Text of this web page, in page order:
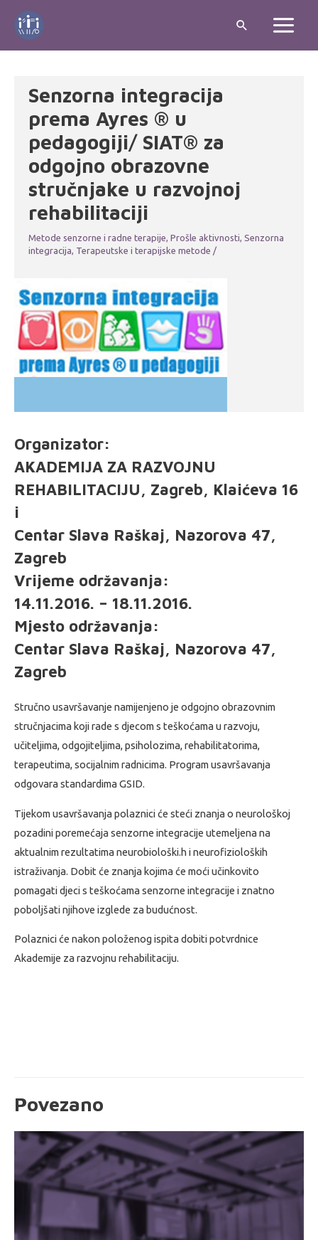
Search
Main
Senzorna integracija
prema Ayres ® u
pedagogiji/ SIAT® za
odgojno obrazovne
stručnjake u razvojnoj
rehabilitaciji
Metode senzorne i radne terapije, Prošle aktivnosti, Senzorna
integracija, Terapeutske i terapijske metode /
Organizator:
AKADEMIJA ZA RAZVOJNU
REHABILITACIJU, Zagreb, Klaićeva 16
i
Centar Slava Raškaj, Nazorova 47,
Zagreb
Vrijeme održavanja:
14.11.2016. – 18.11.2016.
Mjesto održavanja:
Centar Slava Raškaj, Nazorova 47,
Zagreb
Stručno usavršavanje namijenjeno je odgojno obrazovnim
stručnjacima koji rade s djecom s teškoćama u razvoju,
učiteljima, odgojiteljima, psiholozima, rehabilitatorima,
terapeutima, socijalnim radnicima. Program usavršavanja
odgovara standardima GSID.
Tijekom usavršavanja polaznici će steći znanja o neurološkoj
pozadini poremećaja senzorne integracije utemeljena na
aktualnim rezultatima neurobiološki.h i neurofizioloških
istraživanja. Dobit će znanja kojima će moći učinkovito
pomagati djeci s teškoćama senzorne integracije i znatno
poboljšati njihove izglede za budućnost.
Polaznici će nakon položenog ispita dobiti potvrdnice
Akademije za razvojnu rehabilitaciju.
Povezano